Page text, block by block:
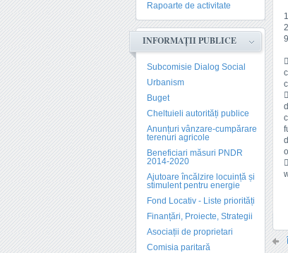
Rapoarte de activitate
INFORMAȚII PUBLICE
Subcomisie Dialog Social
Urbanism
Buget
Cheltuieli autorități publice
Anunțuri vânzare-cumpărare
terenuri agricole
Beneficiari măsuri PNDR
2014-2020
Ajutoare încălzire locuință și
stimulent pentru energie
Fond Locativ - Liste priorități
Finanțări, Proiecte, Strategii
Asociații de proprietari
Comisia paritară